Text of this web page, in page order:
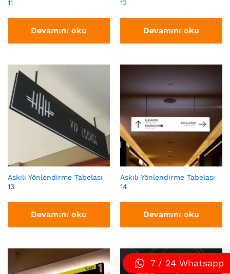
11
Devamını oku
12
Devamını oku
Askılı Yönlendirme Tabelası
13
Devamını oku
Askılı Yönlendirme Tabelası
14
Devamını oku
7 / 24 Whatsapp